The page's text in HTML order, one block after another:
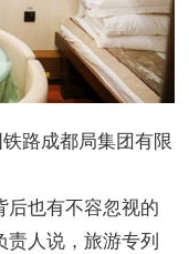
路成都局集团有限
也有不容忽视的
人说，旅游专列